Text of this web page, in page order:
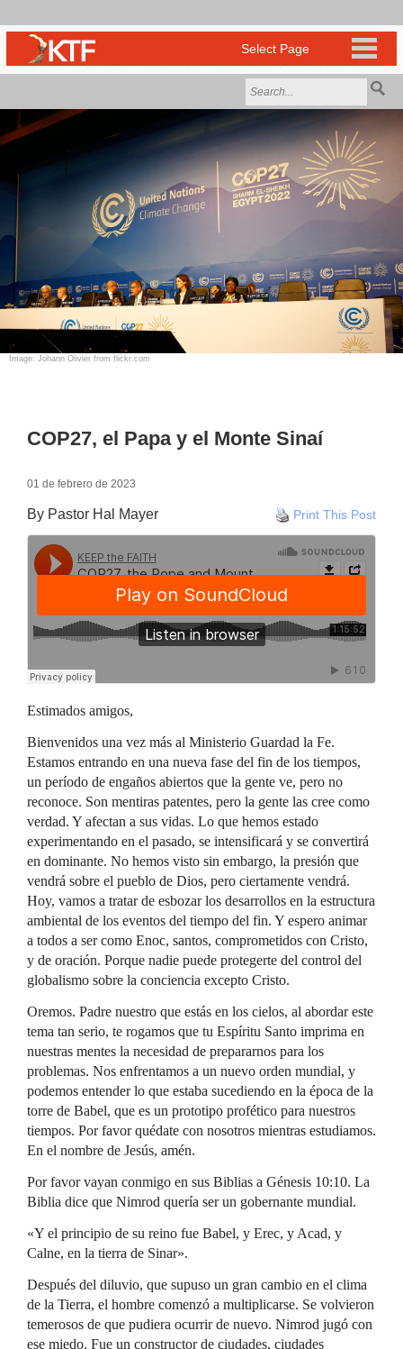
Image: Johann Olivier from flickr.com
COP27, el Papa y el Monte Sinaí
01 de febrero de 2023
Print This Post
By Pastor Hal Mayer
Estimados amigos,
Bienvenidos una vez más al Ministerio Guardad la Fe.
Estamos entrando en una nueva fase del fin de los tiempos,
un período de engaños abiertos que la gente ve, pero no
reconoce. Son mentiras patentes, pero la gente las cree como
verdad. Y afectan a sus vidas. Lo que hemos estado
experimentando en el pasado, se intensificará y se convertirá
en dominante. No hemos visto sin embargo, la presión que
vendrá sobre el pueblo de Dios, pero ciertamente vendrá.
Hoy, vamos a tratar de esbozar los desarrollos en la estructura
ambiental de los eventos del tiempo del fin. Y espero animar
a todos a ser como Enoc, santos, comprometidos con Cristo,
y de oración. Porque nadie puede protegerte del control del
globalismo sobre la conciencia excepto Cristo.
Oremos. Padre nuestro que estás en los cielos, al abordar este
tema tan serio, te rogamos que tu Espíritu Santo imprima en
nuestras mentes la necesidad de prepararnos para los
problemas. Nos enfrentamos a un nuevo orden mundial, y
podemos entender lo que estaba sucediendo en la época de la
torre de Babel, que es un prototipo profético para nuestros
tiempos. Por favor quédate con nosotros mientras estudiamos.
En el nombre de Jesús, amén.
Por favor vayan conmigo en sus Biblias a Génesis 10:10. La
Biblia dice que Nimrod quería ser un gobernante mundial.
«Y el principio de su reino fue Babel, y Erec, y Acad, y
Calne, en la tierra de Sinar».
Después del diluvio, que supuso un gran cambio en el clima
de la Tierra, el hombre comenzó a multiplicarse. Se volvieron
temerosos de que pudiera ocurrir de nuevo. Nimrod jugó con
ese miedo. Fue un constructor de ciudades, ciudades